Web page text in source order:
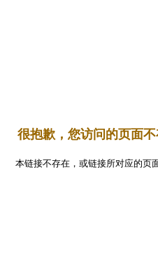
很抱歉，您访问的页面